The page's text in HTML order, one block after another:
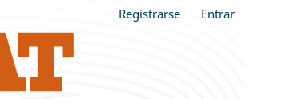
Registrarse Entrar